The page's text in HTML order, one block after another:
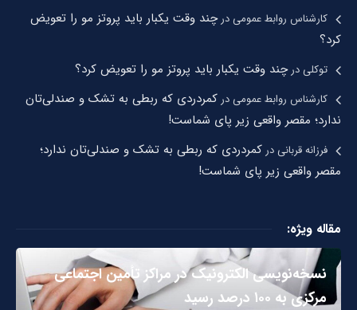
کارشناس روابط عمومیدرچند وقت یکبار باید پروتز مو را تعویض
کرد؟
توکلیدرچند وقت یکبار باید پروتز مو را تعویض کرد؟
کارشناس روابط عمومیدرکمردردی که ربطی به تشک و صندلی‌تان
ندارد؛ مقصر واقعی زیر پای شماست!
فرزانه قربانیدرکمردردی که ربطی به تشک و صندلی‌تان ندارد؛
مقصر واقعی زیر پای شماست!
مقاله ویژه:
نسخه‌نویسی الکترونیک در مراکز تأمین اجتماعی
مرکزی به ۱۰۰ درصد رسید